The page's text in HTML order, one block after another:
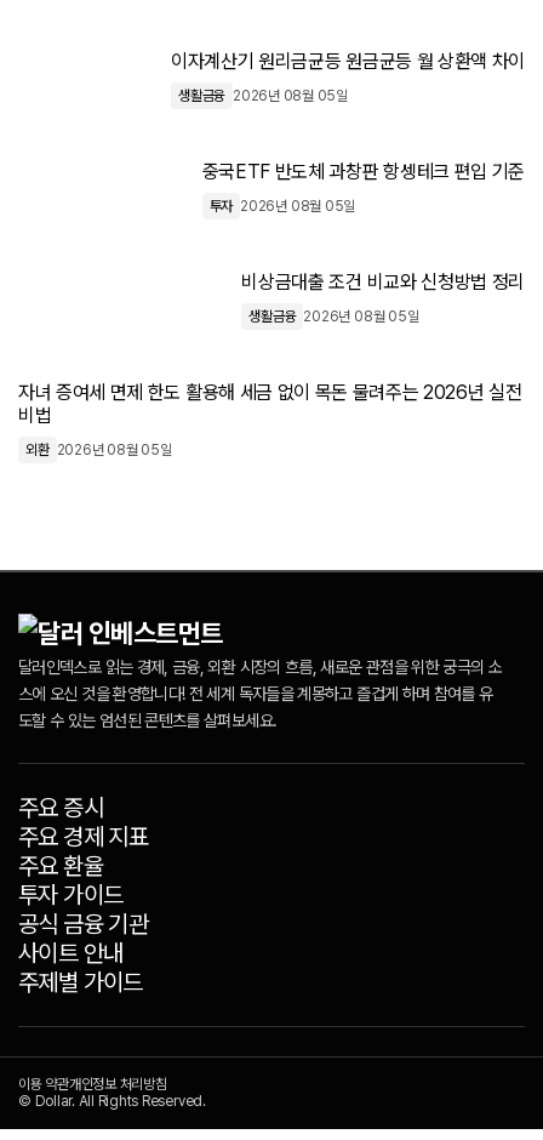
이자계산기 원리금균등 원금균등 월 상환액 차이
생활금융 2026년 08월 05일
중국ETF 반도체 과창판 항셍테크 편입 기준
투자 2026년 08월 05일
비상금대출 조건 비교와 신청방법 정리
생활금융 2026년 08월 05일
자녀 증여세 면제 한도 활용해 세금 없이 목돈 물려주는 2026년 실전
비법
외환 2026년 08월 05일
달러인덱스로 읽는 경제, 금융, 외환 시장의 흐름, 새로운 관점을 위한 궁극의 소
스에 오신 것을 환영합니다! 전 세계 독자들을 계몽하고 즐겁게 하며 참여를 유
도할 수 있는 엄선된 콘텐츠를 살펴보세요.
주요 증시
주요 경제 지표
주요 환율
투자 가이드
공식 금융 기관
사이트 안내
주제별 가이드
이용 약관개인정보 처리방침
© Dollar. All Rights Reserved.